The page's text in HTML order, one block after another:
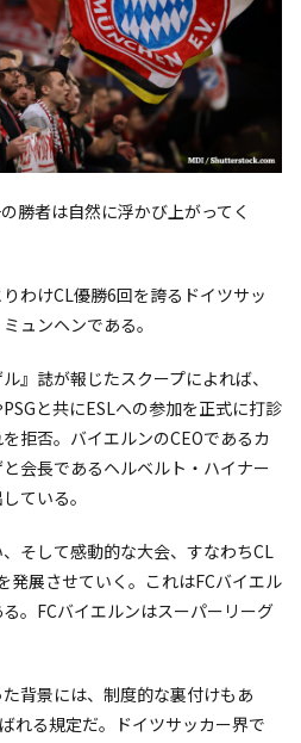
勝者は自然に浮かび上がってく
わけCL優勝6回を誇るドイツサッ
ュンヘンである。
』誌が報じたスクープによれば、
と共にESLへの参加を正式に打診
拒否。バイエルンのCEOであるカ
会長であるヘルベルト・ハイナー
ている。
そして感動的な大会、すなわちCL
発展させていく。これはFCバイエル
。FCバイエルンはスーパーリーグ
背景には、制度的な裏付けもあ
れる規定だ。ドイツサッカー界で